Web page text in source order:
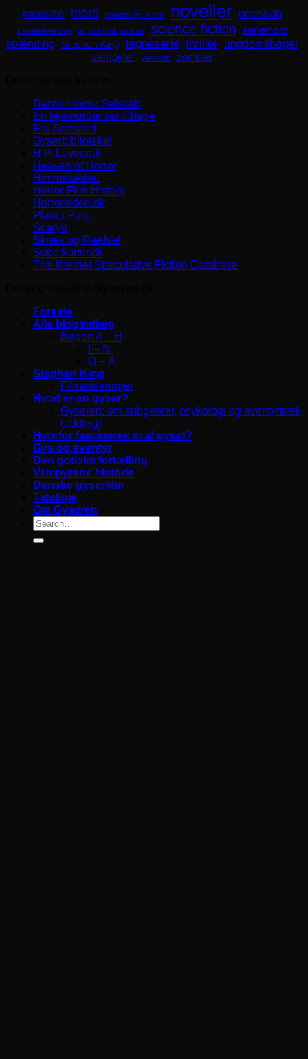
monstre mord naturen går amok noveller ondskab
parallelverden psykologisk portræt science fiction seriemord
spænding Stephen King tegneserie thriller ungdomsbøger
vampyrer venskab
zombier
Dansk Horror Selskab
En lejemorder ser tilbage
Fra Sortsand
Gyserbiblioteket
H.P. Lovecraft
Heaven of Horror
Himmelskibet
Horror Film History
Horrorsiden.dk
Planet Pulp
Scaryo
Skræk og Rædsel
Superkultur.dk
The Internet Speculative Fiction Database
Forside
Alle blogindlæg
Bøger: A – H
I – N
O – Å
Stephen King
Filmatiseringer
Hvad er en gyser?
Gyseren: om subgenrer, psykologi og eventyrtræk
(uddrag)
Hvorfor fascineres vi af gyset?
Gys og eventyr
Den gotiske fortælling
Vampyrens historie
Danske gyserfilm
Tidslinje
Om Gyseren